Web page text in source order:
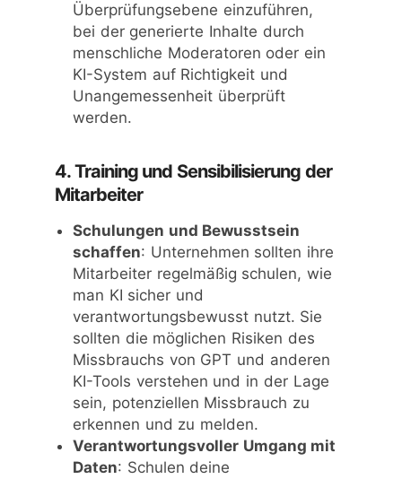
Überprüfungsebene einzuführen,
bei der generierte Inhalte durch
menschliche Moderatoren oder ein
KI-System auf Richtigkeit und
Unangemessenheit überprüft
werden.
4. Training und Sensibilisierung der
Mitarbeiter
Schulungen und Bewusstsein
schaffen: Unternehmen sollten ihre
Mitarbeiter regelmäßig schulen, wie
man KI sicher und
verantwortungsbewusst nutzt. Sie
sollten die möglichen Risiken des
Missbrauchs von GPT und anderen
KI-Tools verstehen und in der Lage
sein, potenziellen Missbrauch zu
erkennen und zu melden.
Verantwortungsvoller Umgang mit
Daten: Schulen deine